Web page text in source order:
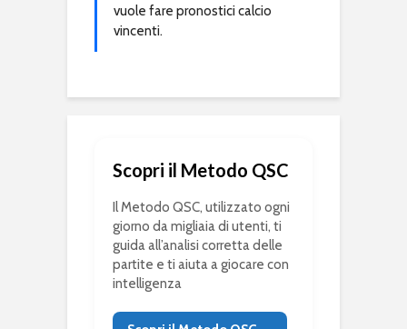
vuole fare pronostici calcio
vincenti.
Scopri il Metodo QSC
Il Metodo QSC, utilizzato ogni
giorno da migliaia di utenti, ti
guida all’analisi corretta delle
partite e ti aiuta a giocare con
intelligenza